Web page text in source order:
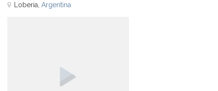
Loberia, Argentina